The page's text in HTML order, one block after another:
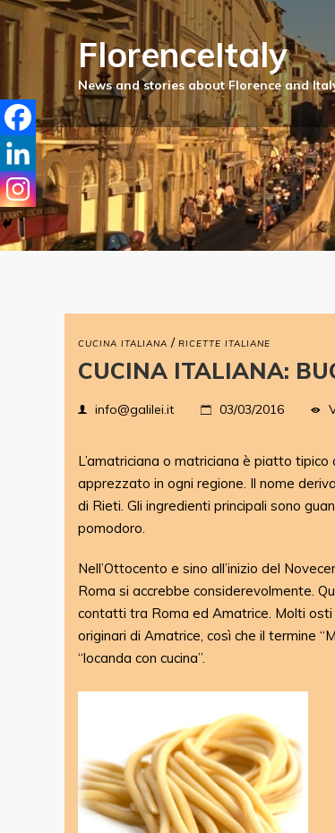
FlorenceItaly
CUCINA ITALIANA / RICETTE ITALIANE
CUCINA ITALIANA:
info@galilei.it 03/03/2016
L’amatriciana o matriciana è piatto
apprezzato in ogni regione. Il nome
di Rieti. Gli ingredienti principali sono
pomodoro.
Nell’Ottocento e sino all’inizio del
Roma si accrebbe considerevolmente.
contatti tra Roma ed Amatrice. Molti
originari di Amatrice, così che il termine
“locanda con cucina”.